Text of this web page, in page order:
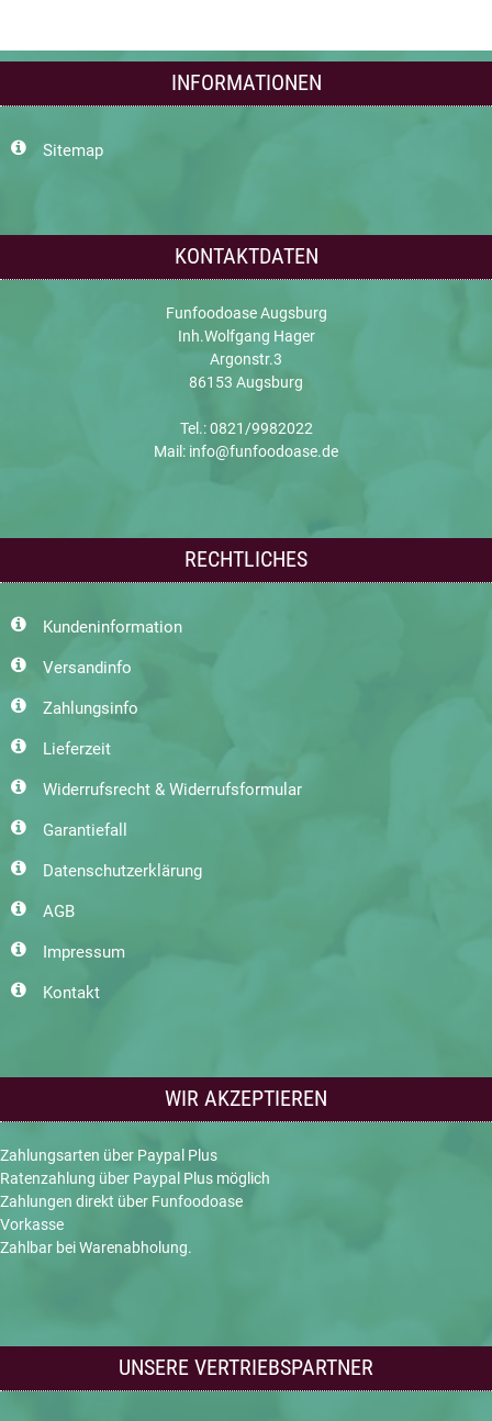
INFORMATIONEN
Sitemap
KONTAKTDATEN
Funfoodoase Augsburg
Inh.Wolfgang Hager
Argonstr.3
86153 Augsburg
Tel.: 0821/9982022
Mail: info@funfoodoase.de
RECHTLICHES
Kundeninformation
Versandinfo
Zahlungsinfo
Lieferzeit
Widerrufsrecht & Widerrufsformular
Garantiefall
Datenschutzerklärung
AGB
Impressum
Kontakt
WIR AKZEPTIEREN
Zahlungsarten über Paypal Plus
Ratenzahlung über Paypal Plus möglich
Zahlungen direkt über Funfoodoase
Vorkasse
Zahlbar bei Warenabholung.
UNSERE VERTRIEBSPARTNER